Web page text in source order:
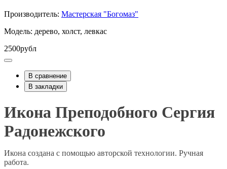
Производитель: Мастерская "Богомаз"
Модель: дерево, холст, левкас
2500рубл
В сравнение
В закладки
Икона Преподобного Сергия
Радонежского
Икона создана с помощью авторской технологии. Ручная
работа.